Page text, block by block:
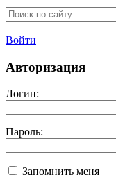
Войти
Авторизация
Логин:
Пароль:
Запомнить меня